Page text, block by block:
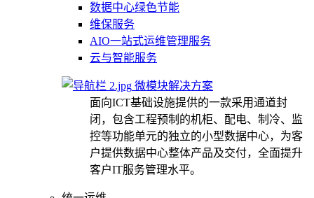
数据中心绿色节能
维保服务
AIO一站式运维管理服务
云与智能服务
微模块解决方案
面向ICT基础设施提供的一款采用通道封
闭，包含工程预制的机柜、配电、制冷、监
控等功能单元的独立的小型数据中心，为客
户提供数据中心整体产品及交付，全面提升
客户IT服务管理水平。